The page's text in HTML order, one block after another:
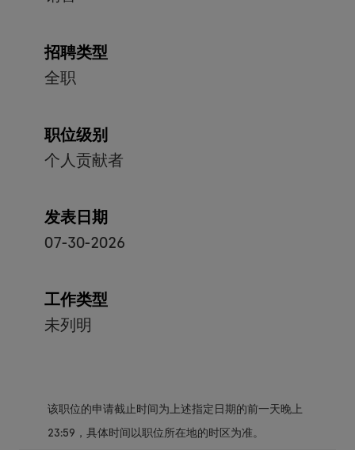
招聘类型
全职
职位级别
个人贡献者
发表日期
07-30-2026
工作类型
未列明
该职位的申请截止时间为上述指定日期的前一天晚上
23:59，具体时间以职位所在地的时区为准。